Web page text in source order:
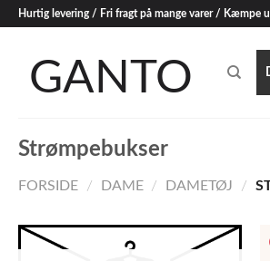
Hurtig levering / Fri fragt på mange varer / Kæmpe
Strømpebukser
FORSIDE / DAME / DAMETØJ /